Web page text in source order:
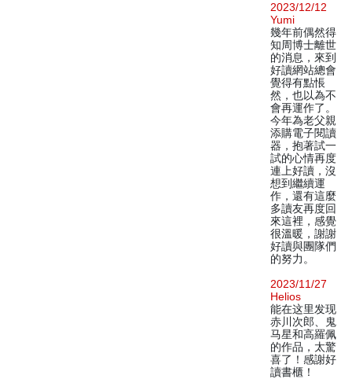
2023/12/12
Yumi
幾年前偶然得
知周博士離世
的消息，來到
好讀網站總會
覺得有點悵
然，也以為不
會再運作了。
今年為老父親
添購電子閱讀
器，抱著試一
試的心情再度
連上好讀，沒
想到繼續運
作，還有這麼
多讀友再度回
來這裡，感覺
很溫暖，謝謝
好讀與團隊們
的努力。
2023/11/27
Helios
能在这里发现
赤川次郎、鬼
马星和高羅佩
的作品，太驚
喜了！感謝好
讀書櫃！